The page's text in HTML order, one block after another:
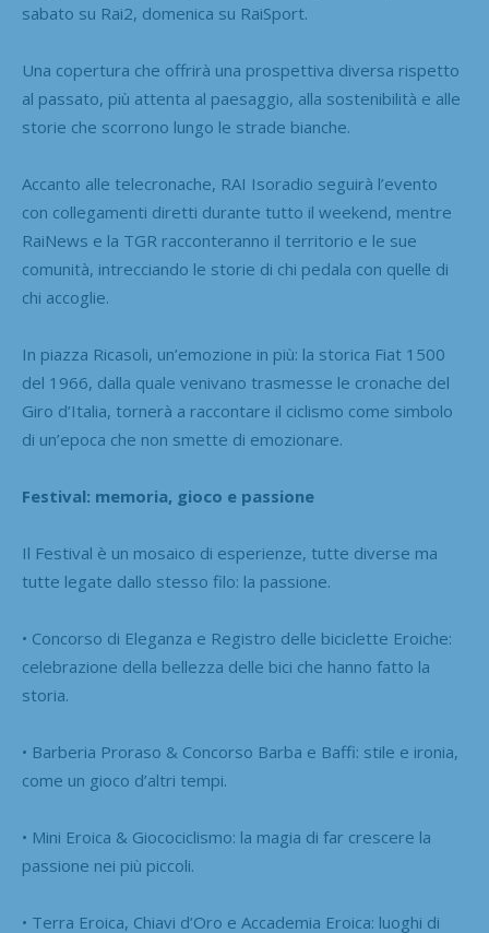
sabato su Rai2, domenica su RaiSport.
Una copertura che offrirà una prospettiva diversa rispetto
al passato, più attenta al paesaggio, alla sostenibilità e alle
storie che scorrono lungo le strade bianche.
Accanto alle telecronache, RAI Isoradio seguirà l’evento
con collegamenti diretti durante tutto il weekend, mentre
RaiNews e la TGR racconteranno il territorio e le sue
comunità, intrecciando le storie di chi pedala con quelle di
chi accoglie.
In piazza Ricasoli, un’emozione in più: la storica Fiat 1500
del 1966, dalla quale venivano trasmesse le cronache del
Giro d’Italia, tornerà a raccontare il ciclismo come simbolo
di un’epoca che non smette di emozionare.
Festival: memoria, gioco e passione
Il Festival è un mosaico di esperienze, tutte diverse ma
tutte legate dallo stesso filo: la passione.
• Concorso di Eleganza e Registro delle biciclette Eroiche:
celebrazione della bellezza delle bici che hanno fatto la
storia.
• Barberia Proraso & Concorso Barba e Baffi: stile e ironia,
come un gioco d’altri tempi.
• Mini Eroica & Giocociclismo: la magia di far crescere la
passione nei più piccoli.
• Terra Eroica, Chiavi d’Oro e Accademia Eroica: luoghi di